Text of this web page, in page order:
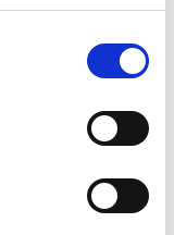
säsongsrusning.